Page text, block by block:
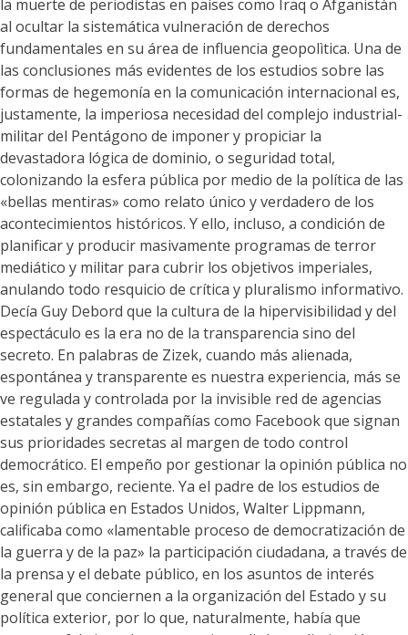
la muerte de periodistas en países como Iraq o Afganistán
al ocultar la sistemática vulneración de derechos
fundamentales en su área de influencia geopolìtica. Una de
las conclusiones más evidentes de los estudios sobre las
formas de hegemonía en la comunicación internacional es,
justamente, la imperiosa necesidad del complejo industrial-
militar del Pentágono de imponer y propiciar la
devastadora lógica de dominio, o seguridad total,
colonizando la esfera pública por medio de la política de las
«bellas mentiras» como relato único y verdadero de los
acontecimientos históricos. Y ello, incluso, a condición de
planificar y producir masivamente programas de terror
mediático y militar para cubrir los objetivos imperiales,
anulando todo resquicio de crítica y pluralismo informativo.
Decía Guy Debord que la cultura de la hipervisibilidad y del
espectáculo es la era no de la transparencia sino del
secreto. En palabras de Zizek, cuando más alienada,
espontánea y transparente es nuestra experiencia, más se
ve regulada y controlada por la invisible red de agencias
estatales y grandes compañías como Facebook que signan
sus prioridades secretas al margen de todo control
democrático. El empeño por gestionar la opinión pública no
es, sin embargo, reciente. Ya el padre de los estudios de
opinión pública en Estados Unidos, Walter Lippmann,
calificaba como «lamentable proceso de democratización de
la guerra y de la paz» la participación ciudadana, a través de
la prensa y el debate público, en los asuntos de interés
general que conciernen a la organización del Estado y su
política exterior, por lo que, naturalmente, había que